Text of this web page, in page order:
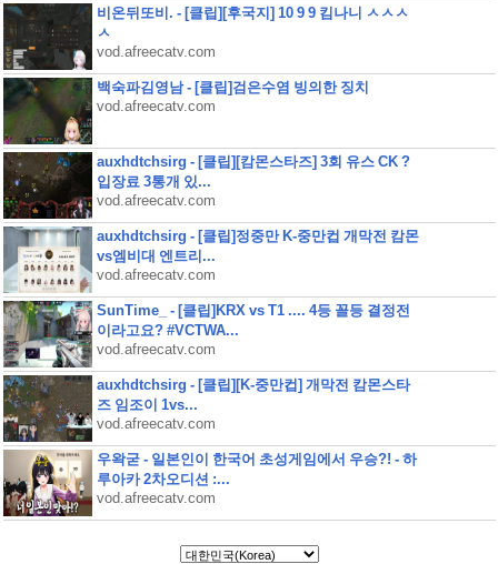
비온뒤또비. - [클립][후국지] 10 9 9 킴나니 ㅅㅅㅅ
ㅅ
vod.afreecatv.com
백숙파김영남 - [클립]검은수염 빙의한 징치
vod.afreecatv.com
auxhdtchsirg - [클립][캄몬스타즈] 3회 유스 CK ?
입장료 3통개 있...
vod.afreecatv.com
auxhdtchsirg - [클립]정중만 K-중만컵 개막전 캄몬
vs엠비대 엔트리...
vod.afreecatv.com
SunTime_ - [클립]KRX vs T1 .... 4등 꼴등 결정전
이라고요? #VCTWA...
vod.afreecatv.com
auxhdtchsirg - [클립][K-중만컵] 개막전 캄몬스타
즈 임조이 1vs...
vod.afreecatv.com
우왁굳 - 일본인이 한국어 초성게임에서 우승?! - 하
루아카 2차오디션 :...
vod.afreecatv.com